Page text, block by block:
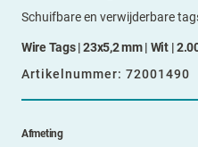
Schuifbare en verwijderbare
Wire Tags | 23x5,2 mm | Wit |
Artikelnummer: 72001490
Afmeting